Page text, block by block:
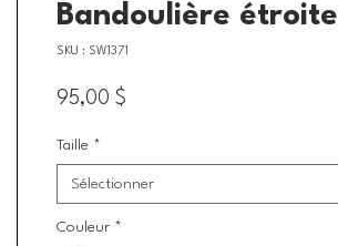
Bandoulière étroite
SKU : SW1371
95,00 $
Taille *
Sélectionner
Couleur *